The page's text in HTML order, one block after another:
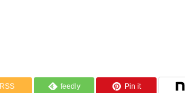
RSS feedly Pin it